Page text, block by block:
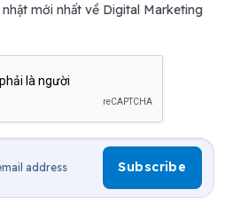
mới nhất về Digital Marketing